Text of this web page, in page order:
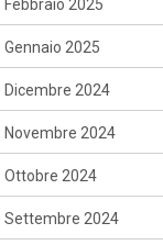
Febbraio 2025
Gennaio 2025
Dicembre 2024
Novembre 2024
Ottobre 2024
Settembre 2024